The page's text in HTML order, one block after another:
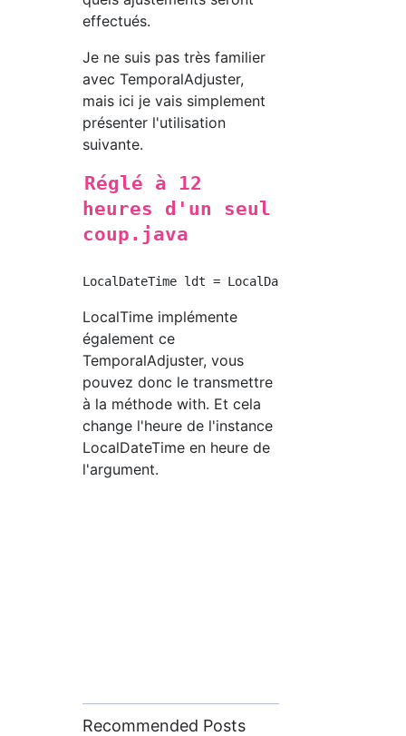
effectués.
Je ne suis pas très familier
avec TemporalAdjuster,
mais ici je vais simplement
présenter l'utilisation
suivante.
Réglé à 12
heures d'un seul
coup.java
LocalTime implémente
également ce
TemporalAdjuster, vous
pouvez donc le transmettre
à la méthode with. Et cela
change l'heure de l'instance
LocalDateTime en heure de
l'argument.
Recommended Posts